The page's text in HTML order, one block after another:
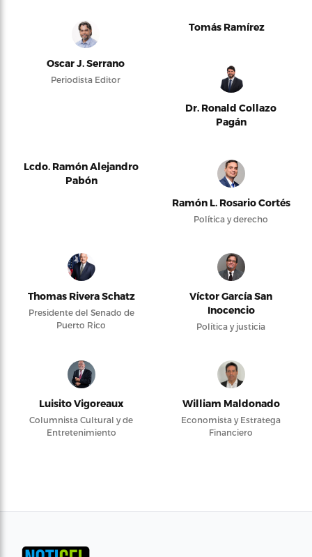
Oscar J. Serrano
Periodista Editor
Tomás Ramírez
Dr. Ronald Collazo
Pagán
Lcdo. Ramón Alejandro
Pabón
Ramón L. Rosario Cortés
Política y derecho
Thomas Rivera Schatz
Presidente del Senado de
Puerto Rico
Víctor García San
Inocencio
Política y justicia
Luisito Vigoreaux
Columnista Cultural y de
Entretenimiento
William Maldonado
Economista y Estratega
Financiero